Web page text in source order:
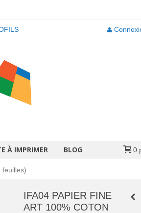
À IMPRIMER BLOG 0
feuilles)
IFA04 PAPIER FINE
ART 100% COTON